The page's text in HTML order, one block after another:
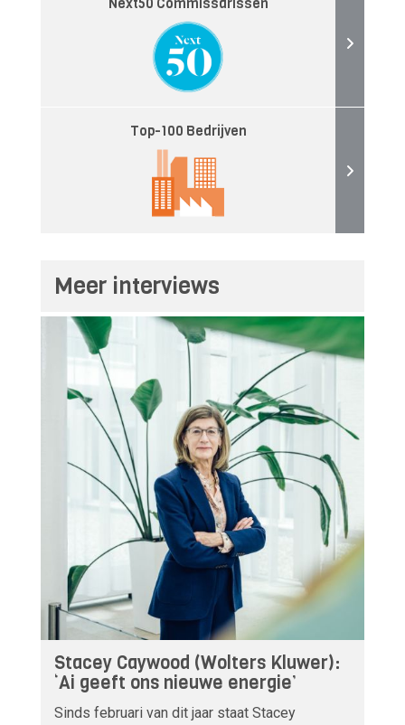
Next50 Commissarissen
Top-100 Bedrijven
Meer interviews
Stacey Caywood (Wolters Kluwer):
‘Ai geeft ons nieuwe energie’
Sinds februari van dit jaar staat Stacey